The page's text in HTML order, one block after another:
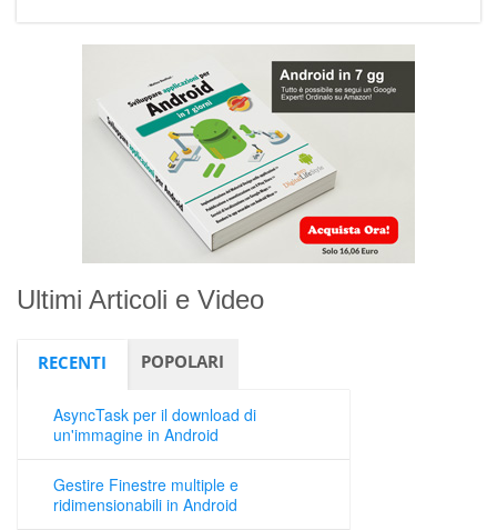
Ultimi Articoli e Video
RECENTI POPOLARI
AsyncTask per il download di
un'immagine in Android
Gestire Finestre multiple e
ridimensionabili in Android